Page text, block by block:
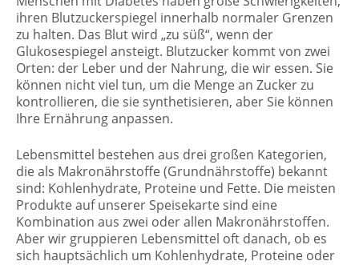
ihren Blutzuckerspiegel innerhalb normaler Grenzen
zu halten. Das Blut wird „zu süß“, wenn der
Glukosespiegel ansteigt. Blutzucker kommt von zwei
Orten: der Leber und der Nahrung, die wir essen. Sie
können nicht viel tun, um die Menge an Zucker zu
kontrollieren, die sie synthetisieren, aber Sie können
Ihre Ernährung anpassen.
Lebensmittel bestehen aus drei großen Kategorien,
die als Makronährstoffe (Grundnährstoffe) bekannt
sind: Kohlenhydrate, Proteine ​​und Fette. Die meisten
Produkte auf unserer Speisekarte sind eine
Kombination aus zwei oder allen Makronährstoffen.
Aber wir gruppieren Lebensmittel oft danach, ob es
sich hauptsächlich um Kohlenhydrate, Proteine ​​oder